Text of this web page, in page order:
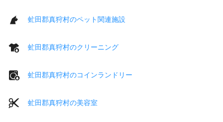
虻田郡真狩村のペット関連施設
虻田郡真狩村のクリーニング
虻田郡真狩村のコインランドリー
虻田郡真狩村の美容室